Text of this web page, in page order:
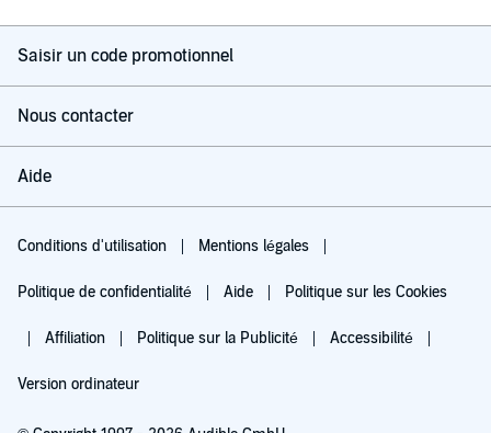
Saisir un code promotionnel
Nous contacter
Aide
Conditions d'utilisation Mentions légales
Politique de confidentialité Aide Politique sur les Cookies
Affiliation Politique sur la Publicité Accessibilité
Version ordinateur